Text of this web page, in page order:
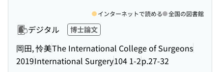
デジタル 博士論文
岡田, 怜美The International College of Surgeons
2019International Surgery104 1-2p.27-32
インターネットで読める 全国の図書館